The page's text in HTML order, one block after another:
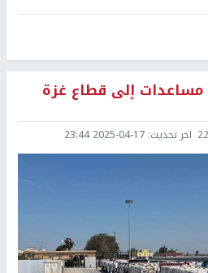
مساعدات إلى قطاع غزة
اخر تحديث: 2025-04-17 23:44